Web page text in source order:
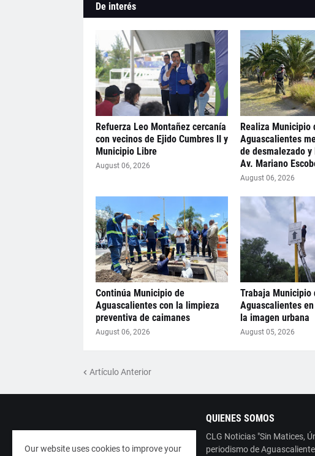
De interés
Refuerza Leo Montañez cercanía
con vecinos de Ejido Cumbres II y
Municipio Libre
August 06, 2026
Realiza Municipio
Aguascalientes
de desmalezado
Av. Mariano
August 06, 2026
Continúa Municipio de
Aguascalientes con la limpieza
preventiva de caimanes
August 06, 2026
Trabaja Municipio
Aguascalientes
la imagen urbana
August 05, 2026
Artículo Anterior
QUIENES SOMOS
CLG Noticias "Sin Matices,
periodismo de
Our website uses cookies to improve your